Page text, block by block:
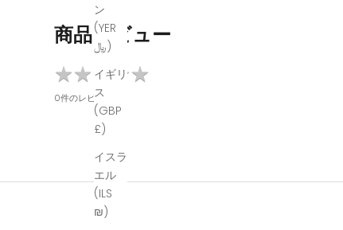
ン
(YER
﷼)
イギリ
ス
(GBP
£)
イスラ
エル
(ILS
₪)
商品レビュー
★★★★★
★★★★★
0件のレビュー